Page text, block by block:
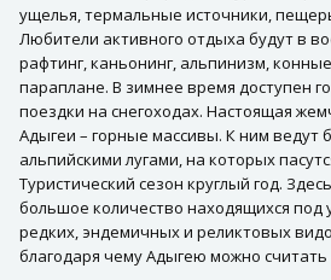
ущелья, термальные источники,
Любители активного отдыха будут в
рафтинг, каньонинг, альпинизм,
параплане. В зимнее время доступен
поездки на снегоходах. Настоящая
Адыгеи – горные массивы. К ним ведут
альпийскими лугами, на которых
Туристический сезон круглый год.
большое количество находящихся под
редких, эндемичных и реликтовых
благодаря чему Адыгею можно